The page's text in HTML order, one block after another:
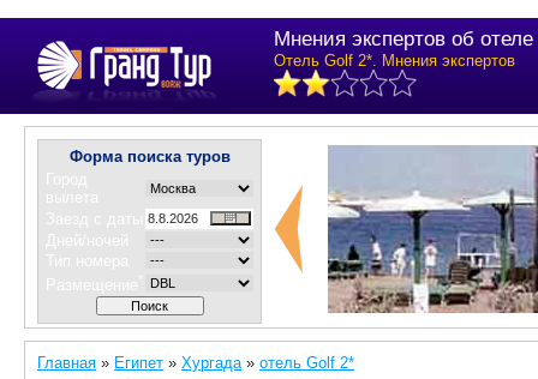
Мнения экспертов об
Отель Golf 2*. Мнения экспертов
Форма поиска туров
Город
вылета
Заезд с даты
Дней/ночей
Тип номера
Размещение
Главная » Египет » Хургада» отель Golf 2*